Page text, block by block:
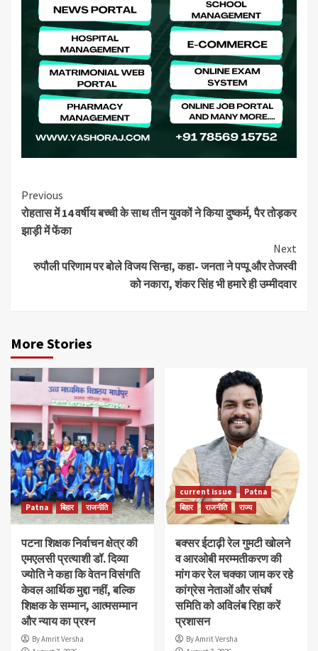
Continue
Reading
Previous
रोहतास में 14 वर्षीय बच्ची के साथ तीन युवकों ने किया दुष्कर्म, पैर तोड़कर
झाड़ी में फेंका
Next
रुपौली परिणाम पर बोले विजय सिन्हा, कहा- जनता ने पप्पू और तेजस्वी
को नकारा, शंकर सिंह भी हमारे ही उम्मीदवार
More Stories
Patna बिहार राजनीति
पटना शिक्षक निर्वाचन क्षेत्र की
एमएलसी प्रत्याशी डॉ. दिव्या
ज्योति ने कहा कि वेतन विसंगति
केवल आर्थिक मुद्दा नहीं, बल्कि
शिक्षक के सम्मान, आत्मसम्मान
और न्याय का प्रश्न
By Amrit Versha
current issue
Patna
बिहार
राजनीति राज्य
बक्सर ईटाढ़ी रेल गुमटी खोलने
व आरओबी मरम्मतीकरण की
मांग कर रेल चक्का जाम कर रहे
कांग्रेस नेताओं और संघर्ष
समिति को अविलंब रिहा करें
प्रशासन
By Amrit Versha